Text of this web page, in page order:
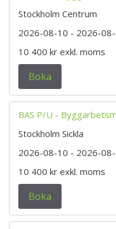
Stockholm Centrum
2026-08-10 - 2026-08-
10 400 kr exkl. moms
Boka
BAS P/U -
Stockholm Sickla
2026-08-10 - 2026-08-
10 400 kr exkl. moms
Boka